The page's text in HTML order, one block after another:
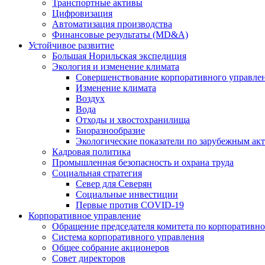
Транспортные активы
Цифровизация
Автоматизация производства
Финансовые результаты (MD&A)
Устойчивое развитие
Большая Норильская экспедиция
Экология и изменение климата
Совершенствование корпоративного
Изменение климата
Воздух
Вода
Отходы и хвостохранилища
Биоразнообразие
Экологические показатели по зарубежным
Кадровая политика
Промышленная безопасность и охрана труда
Социальная стратегия
Север для Северян
Социальные инвестиции
Первые против COVID‑19
Корпоративное управление
Обращение председателя комитета по
Система корпоративного управления
Общее собрание акционеров
Совет директоров